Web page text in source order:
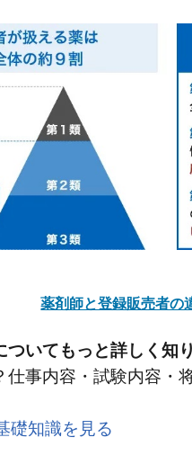
薬剤師と登録販売者の
ついてもっと詳しく知
仕事内容・試験内容・
礎知識を見る